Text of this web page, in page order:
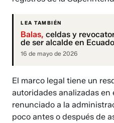
LEA TAMBIÉN
Balas, celdas y
de ser alcalde en
16 de mayo de 2026
El marco legal tiene un
autoridades analizadas en
renunciado a la
poco antes o después de